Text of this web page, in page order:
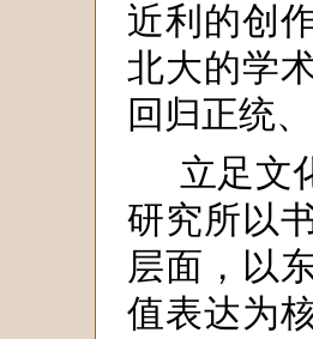
近利的创
北大的学
回归正统
立足文
研究所以
层面，以
值表达为